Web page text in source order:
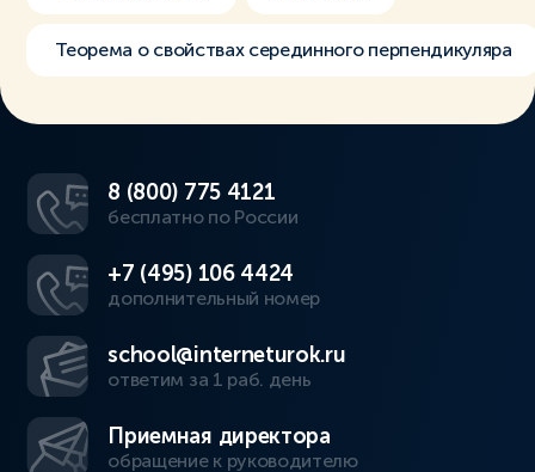
Теорема о свойствах серединного перпендикуляра
8 (800) 775 4121
бесплатно по России
+7 (495) 106 4424
дополнительный номер
school@interneturok.ru
ответим за 1 раб. день
Приемная директора
обращение к руководителю